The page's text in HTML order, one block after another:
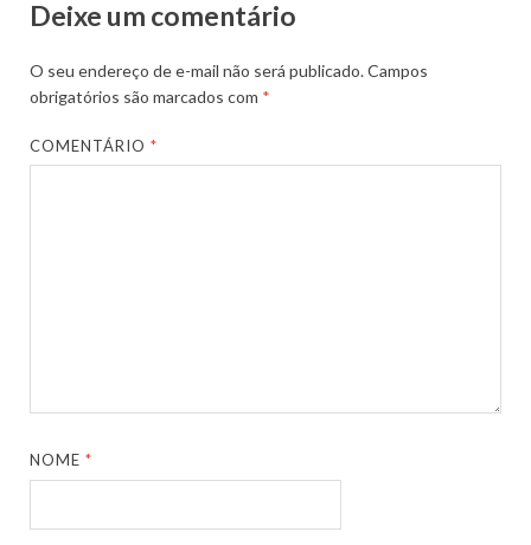
Deixe um comentário
O seu endereço de e-mail não será publicado.Campos
obrigatórios são marcados com *
COMENTÁRIO*
NOME*